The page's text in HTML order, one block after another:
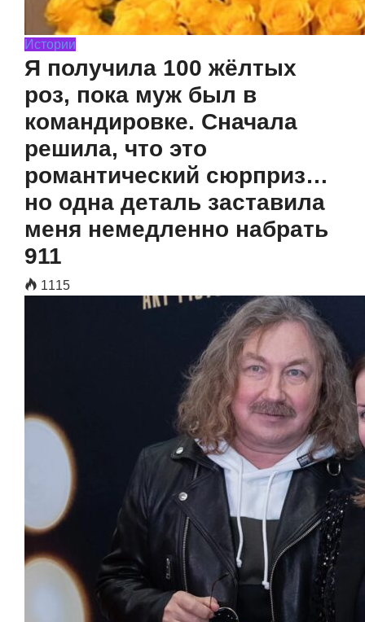
Истории
Я получила 100 жёлтых
роз, пока муж был в
командировке. Сначала
решила, что это
романтический сюрприз…
но одна деталь заставила
меня немедленно набрать
911
1115